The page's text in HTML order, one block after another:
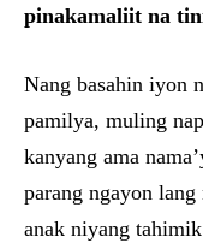
pinakamaliit na
Nang basahin iyon
pamilya, muling
kanyang ama
parang ngayon lang
anak niyang